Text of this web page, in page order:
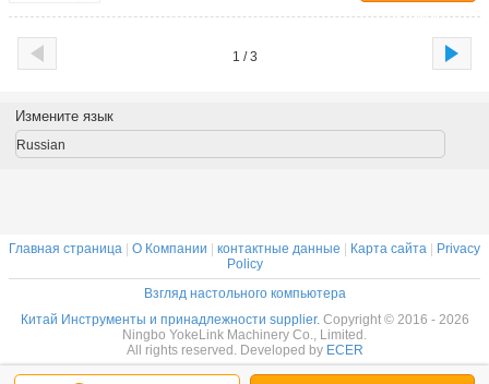
данные
1 / 3
Измените язык
Russian
Главная страница О Компании контактные данные Карта сайта
Privacy
Policy
Взгляд настольного компьютера
Китай Инструменты и принадлежности supplier. Copyright © 2016 - 2026
Ningbo YokeLink Machinery Co., Limited.
All rights reserved. Developed by ECER